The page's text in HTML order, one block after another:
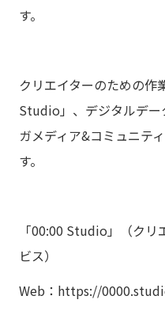
す。
クリエイターのための作
Studio」、デジタルデ
ガメディア&コミュニテ
す。
「00:00 Studio」（クリ
ビス）
Web： https://